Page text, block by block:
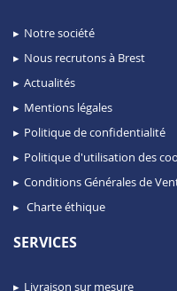
Notre société
Nous recrutons à Brest
Actualités
Mentions légales
Politique de confidentialité
Politique d'utilisation des
Conditions Générales de
Charte éthique
SERVICES
Livraison sur mesure